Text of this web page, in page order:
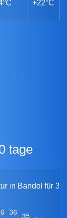
+22°C
tage
in Bandol für